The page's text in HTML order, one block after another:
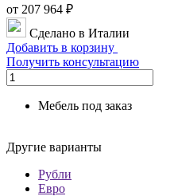
от 207 964 ₽
Сделано в Италии
Добавить в корзину
Получить консультацию
Мебель под заказ
Другие варианты
Рубли
Евро